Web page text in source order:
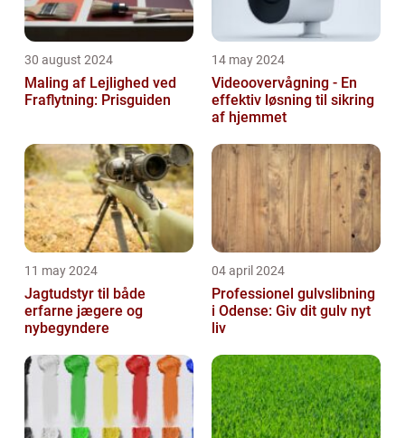
30 august 2024
Maling af Lejlighed ved
Fraflytning: Prisguiden
14 may 2024
Videoovervågning - En
effektiv løsning til sikring
af hjemmet
11 may 2024
Jagtudstyr til både
erfarne jægere og
nybegyndere
04 april 2024
Professionel gulvslibning
i Odense: Giv dit gulv nyt
liv